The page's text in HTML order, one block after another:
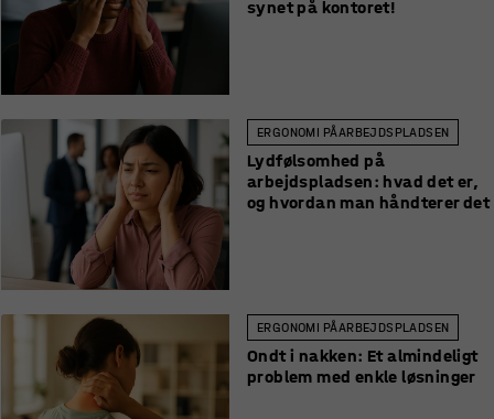
synet på kontoret!
ERGONOMI PÅ ARBEJDSPLADSEN
Lydfølsomhed på
arbejdspladsen: hvad det er,
og hvordan man håndterer det
ERGONOMI PÅ ARBEJDSPLADSEN
Ondt i nakken: Et almindeligt
problem med enkle løsninger